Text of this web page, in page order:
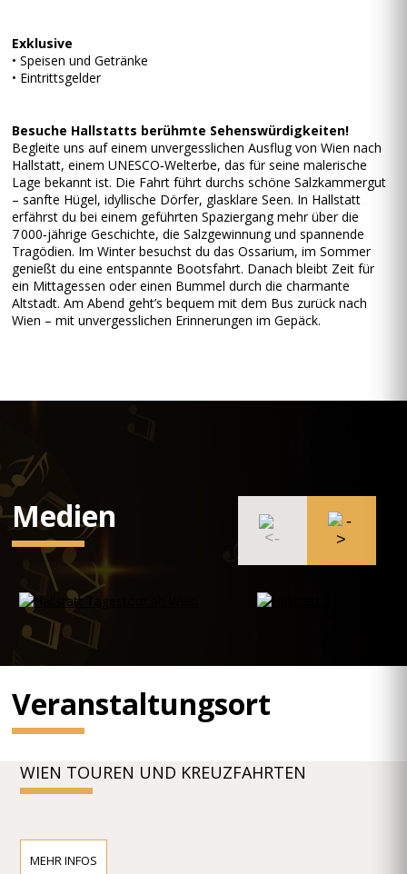
Exklusive
• Speisen und Getränke
• Eintrittsgelder
Besuche Hallstatts berühmte Sehenswürdigkeiten!
Begleite uns auf einem unvergesslichen Ausflug von Wien nach
Hallstatt, einem UNESCO‑Welterbe, das für seine malerische
Lage bekannt ist. Die Fahrt führt durchs schöne Salzkammergut
– sanfte Hügel, idyllische Dörfer, glasklare Seen. In Hallstatt
erfährst du bei einem geführten Spaziergang mehr über die
7 000‑jährige Geschichte, die Salzgewinnung und spannende
Tragödien. Im Winter besuchst du das Ossarium, im Sommer
genießt du eine entspannte Bootsfahrt. Danach bleibt Zeit für
ein Mittagessen oder einen Bummel durch die charmante
Altstadt. Am Abend geht’s bequem mit dem Bus zurück nach
Wien – mit unvergesslichen Erinnerungen im Gepäck.
Medien
Veranstaltungsort
WIEN TOUREN UND KREUZFAHRTEN
MEHR INFOS